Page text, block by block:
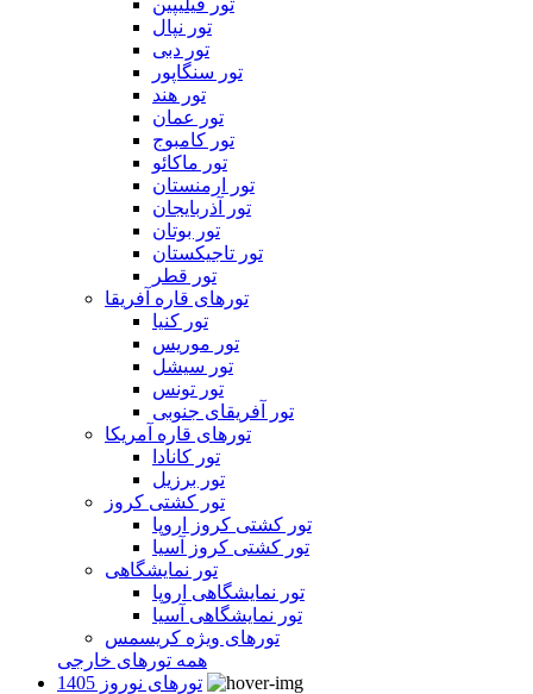
تور فیلیپین
تور نپال
تور دبی
تور سنگاپور
تور هند
تور عمان
تور کامبوج
تور ماکائو
تور ارمنستان
تور آذربایجان
تور بوتان
تور تاجیکستان
تور قطر
تورهای قاره آفریقا
تور کنیا
تور موریس
تور سیشل
تور تونس
تور آفریقای جنوبی
تورهای قاره آمریکا
تور کانادا
تور برزیل
تور کشتی کروز
تور کشتی کروز اروپا
تور کشتی کروز آسیا
تور نمایشگاهی
تور نمایشگاهی اروپا
تور نمایشگاهی آسیا
تورهای ویژه کریسمس
همه تورهای خارجی
تورهای نوروز 1405